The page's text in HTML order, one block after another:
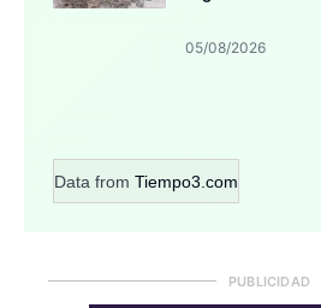
05/08/2026
Data from Tiempo3.com
PUBLICIDAD